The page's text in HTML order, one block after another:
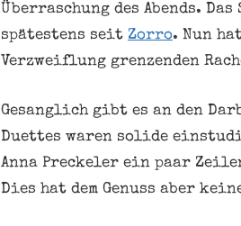
Überraschung des Abends.
spätestens seit Zorro. Nun
Verzweiflung grenzenden
Gesanglich gibt es an den
Duettes waren solide
Anna Preckeler ein paar
Dies hat dem Genuss aber